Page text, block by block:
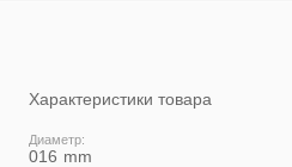
Характеристики товара
Диаметр:
016